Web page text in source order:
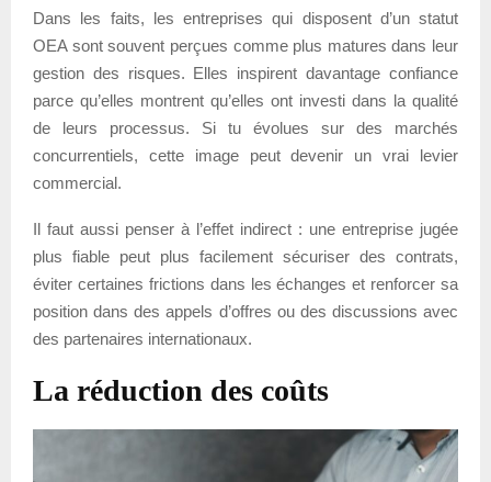
Dans les faits, les entreprises qui disposent d’un statut
OEA sont souvent perçues comme plus matures dans leur
gestion des risques. Elles inspirent davantage confiance
parce qu’elles montrent qu’elles ont investi dans la qualité
de leurs processus. Si tu évolues sur des marchés
concurrentiels, cette image peut devenir un vrai levier
commercial.
Il faut aussi penser à l’effet indirect : une entreprise jugée
plus fiable peut plus facilement sécuriser des contrats,
éviter certaines frictions dans les échanges et renforcer sa
position dans des appels d’offres ou des discussions avec
des partenaires internationaux.
La réduction des coûts